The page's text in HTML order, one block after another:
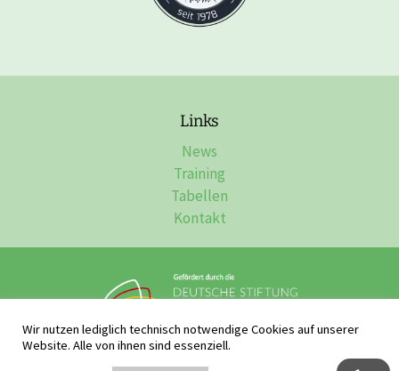
Links
News
Training
Tabellen
Kontakt
Impressum, Datenschutz & Disclaimer
Wir nutzen lediglich technisch notwendige Cookies auf unserer
Website. Alle von ihnen sind essenziell.